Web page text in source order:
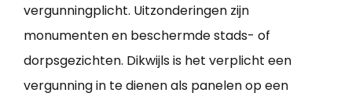
vergunningplicht. Uitzonderingen zijn
monumenten en beschermde stads- of
dorpsgezichten. Dikwijls is het verplicht een
vergunning in te dienen als panelen op een